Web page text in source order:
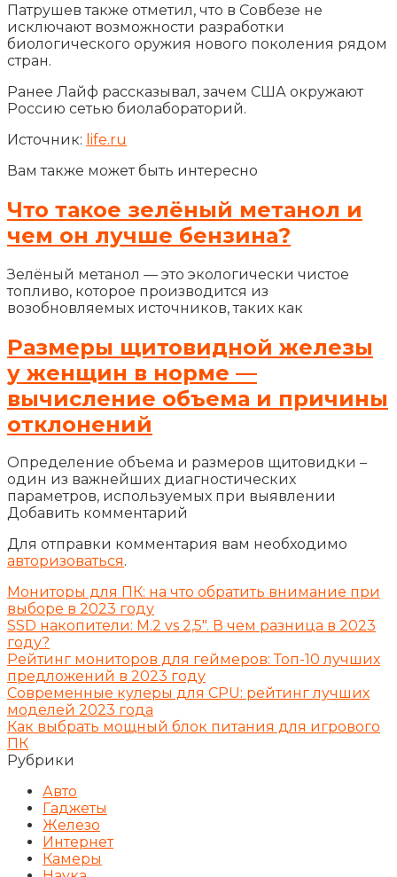
Патрушев также отметил, что в Совбезе не
исключают возможности разработки
биологического оружия нового поколения рядом
стран.
Ранее Лайф рассказывал, зачем США окружают
Россию сетью биолабораторий.
Источник: life.ru
Вам также может быть интересно
Что такое зелёный метанол и
чем он лучше бензина?
Зелёный метанол — это экологически чистое
топливо, которое производится из
возобновляемых источников, таких как
Размеры щитовидной железы
у женщин в норме —
вычисление объема и причины
отклонений
Определение объема и размеров щитовидки –
один из важнейших диагностических
параметров, используемых при выявлении
Добавить комментарий
Для отправки комментария вам необходимо
авторизоваться.
Мониторы для ПК: на что обратить внимание при
выборе в 2023 году
SSD накопители: M.2 vs 2,5″. В чем разница в 2023
году?
Рейтинг мониторов для геймеров: Топ-10 лучших
предложений в 2023 году
Современные кулеры для CPU: рейтинг лучших
моделей 2023 года
Как выбрать мощный блок питания для игрового
ПК
Рубрики
Авто
Гаджеты
Железо
Интернет
Камеры